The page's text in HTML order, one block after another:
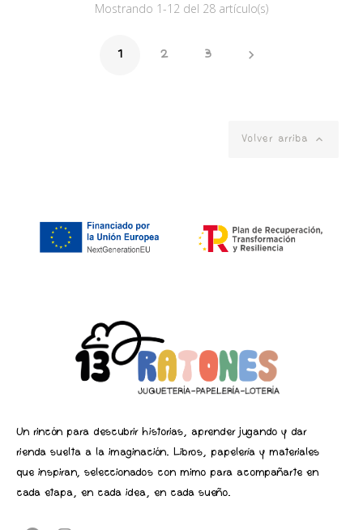
Mostrando 1-12 del 28 artículo(s)
1 2 3 
Volver arriba 
Un rincón para descubrir historias, aprender jugando y dar
rienda suelta a la imaginación. Libros, papelería y materiales
que inspiran, seleccionados con mimo para acompañarte en
cada etapa, en cada idea, en cada sueño.